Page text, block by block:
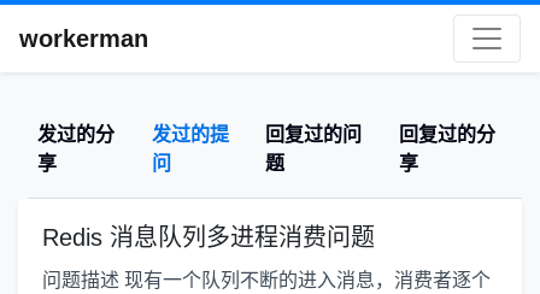
workerman
发过的分
享
发过的提
问
回复过的问
题
回复过的分
享
Redis 消息队列多进程消费问题
问题描述 现有一个队列不断的进入消息，消费者逐个